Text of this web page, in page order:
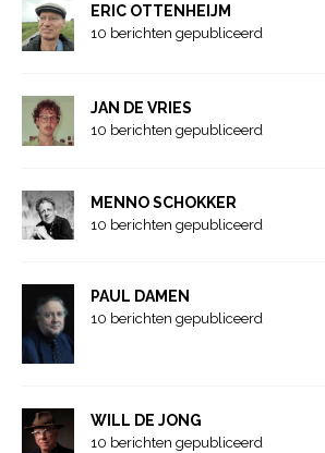
ERIC OTTENHEIJM
10 berichten gepubliceerd
JAN DE VRIES
10 berichten gepubliceerd
MENNO SCHOKKER
10 berichten gepubliceerd
PAUL DAMEN
10 berichten gepubliceerd
WILL DE JONG
10 berichten gepubliceerd